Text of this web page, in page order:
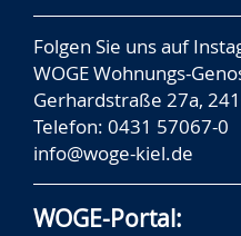
Folgen Sie uns auf
WOGE Wohnungs-
Gerhardstraße 27a,
Telefon: 0431 57067-0
info@woge-kiel.de
WOGE-Portal: